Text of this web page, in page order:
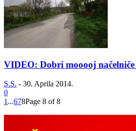
VIDEO: Dobri mooooj načelniče
S.S. - 30. Aprila 2014.
0
1 ...678Page 8 of 8